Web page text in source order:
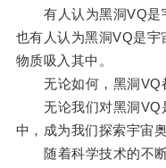
有人认为黑洞VQ是宇
也有人认为黑洞VQ是宇
物质吸入其中。
无论如何，黑洞VQ都
无论我们对黑洞VQ
中，成为我们探索宇宙
随着科学技术的不断